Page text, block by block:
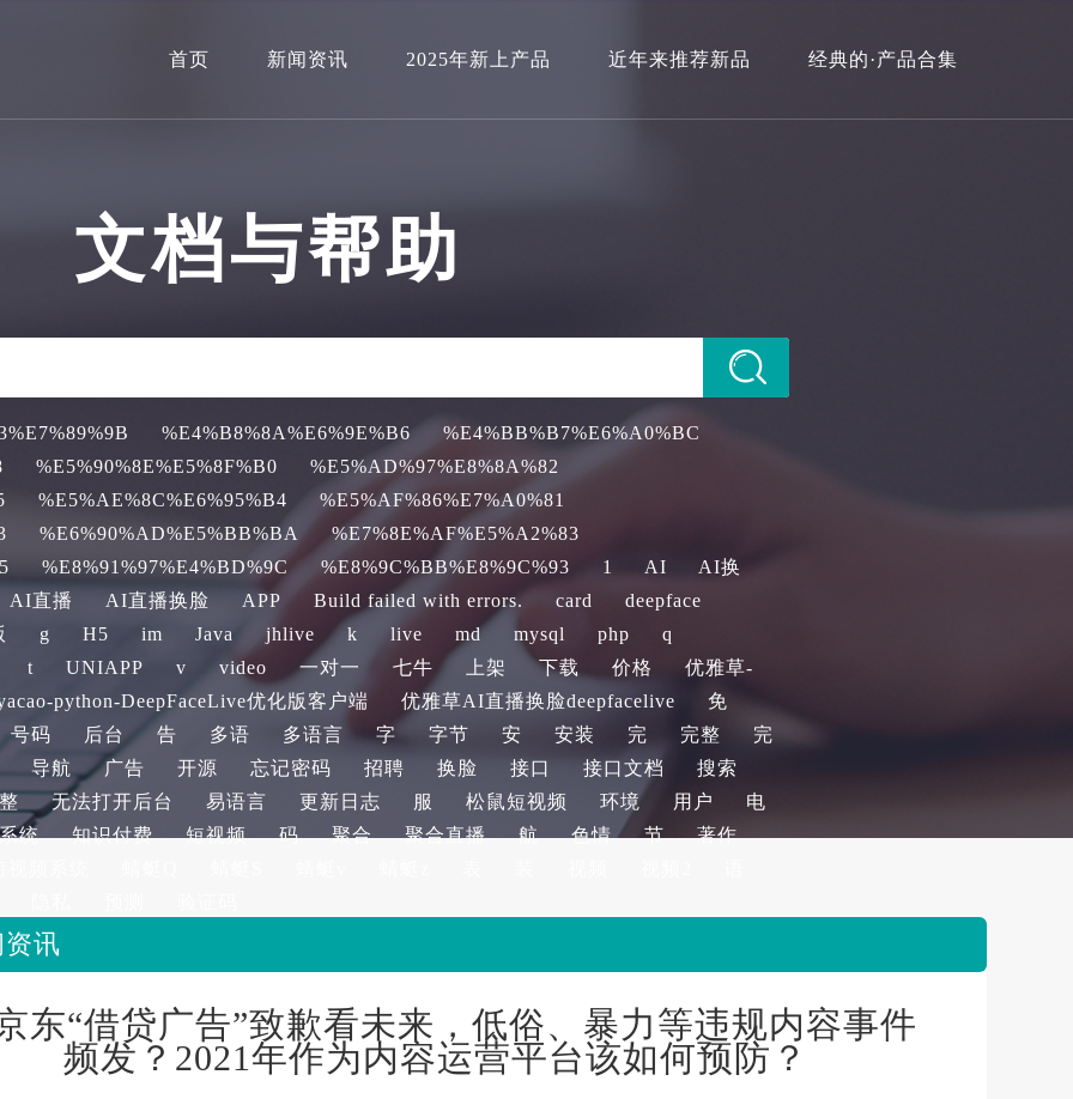
首页 新闻资讯 2025年新上产品 近年来推荐新品 经典的·产品合集
文档与帮助
%E4%B8%8A%E6%9E%B6
%E4%BB%B7%E6%A0%BC
%E5%90%8E%E5%8F%B0
%E5%AD%97%E8%8A%82
%E5%AE%8C%E6%95%B4
%E5%AF%86%E7%A0%81
%E6%90%AD%E5%BB%BA
%E7%8E%AF%E5%A2%83
%E8%91%97%E4%BD%9C %E8%9C%BB%E8%9C%93 1 AI
AI换
AI直播
AI直播换脸 APP Build failed with errors. card
deepface
g H5 im Java jhlive k live md mysql php
q
t
UNIAPP v video 一对一 七牛 上架 下载 价格
优雅草-
python-DeepFaceLive优化版客户端
优雅草AI直播换脸deepfacelive
免
号码
后台 告 多语 多语言 字 字节 安 安装 完 完整
完
导航
广告 开源 忘记密码 招聘 换脸 接口 接口文档
搜索
整
无法打开后台 易语言 更新日志 服 松鼠短视频 环境 用户
电
统
知识付费 短视频 码 聚合 聚合直播 航 色情 节
著作
讯
东“借贷广告”致歉看未来，低俗、暴力等违规内容事件
频发？2021年作为内容运营平台该如何预防？